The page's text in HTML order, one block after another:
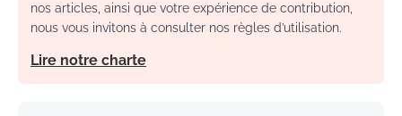
nos articles, ainsi que votre expérience de contribution,
nous vous invitons à consulter nos règles d’utilisation.
Lire notre charte